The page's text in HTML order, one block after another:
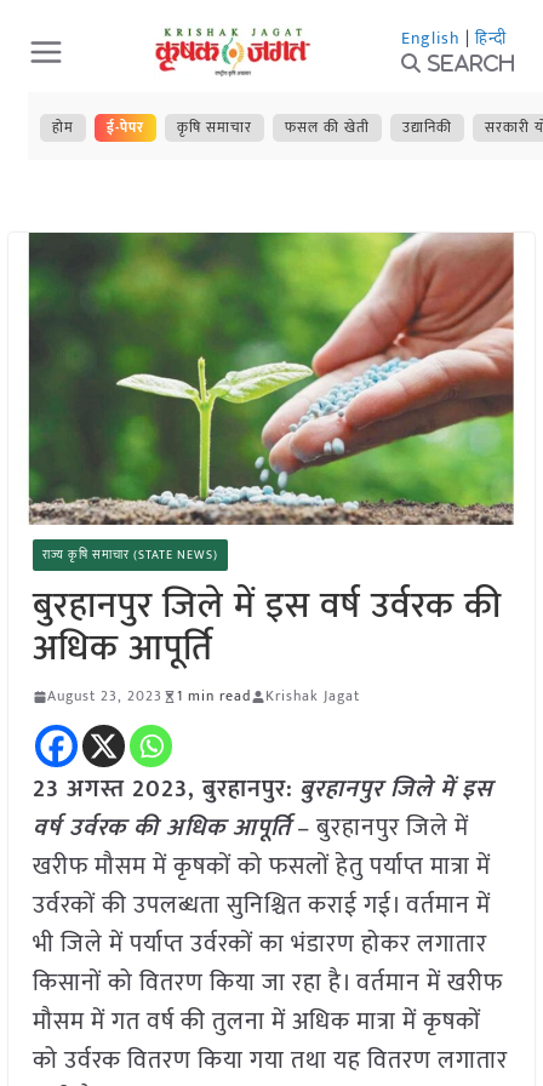
Skip
to
content
English | हिन्दी
Search
होम ई-पेपर कृषि समाचार फसल की खेती उद्यानिकी सरकारी
राज्य कृषि समाचार (STATE NEWS)
बुरहानपुर जिले में इस वर्ष उर्वरक की
अधिक आपूर्ति
August 23, 2023 1 min read Krishak Jagat
23 अगस्त 2023, बुरहानपुर: बुरहानपुर जिले में इस
वर्ष उर्वरक की अधिक आपूर्ति– बुरहानपुर जिले में
खरीफ मौसम में कृषकों को फसलों हेतु पर्याप्त मात्रा में
उर्वरकों की उपलब्धता सुनिश्चित कराई गई। वर्तमान में
भी जिले में पर्याप्त उर्वरकों का भंडारण होकर लगातार
किसानों को वितरण किया जा रहा है। वर्तमान में खरीफ
मौसम में गत वर्ष की तुलना में अधिक मात्रा में कृषकों
को उर्वरक वितरण किया गया तथा यह वितरण लगातार